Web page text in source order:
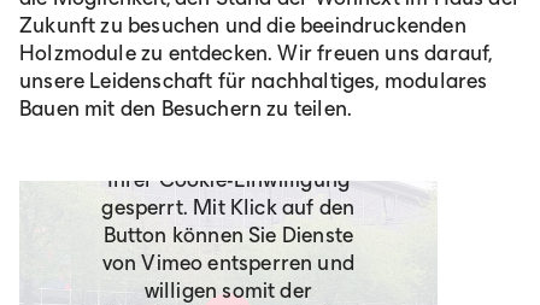
Zukunft zu besuchen und die beeindruckenden
Holzmodule zu entdecken. Wir freuen uns darauf,
unsere Leidenschaft für nachhaltiges, modulares
Bauen mit den Besuchern zu teilen.
Ihrer Cookie-Einwilligung
gesperrt. Mit Klick auf den
Button können Sie Dienste
von Vimeo entsperren und
willigen somit der